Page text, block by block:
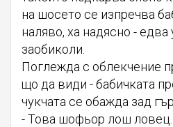
на шосето се изпречва
наляво, ха надясно - едва
заобиколи.
Поглежда с облекчение
що да види - бабичката
чукчата се обажда зад
- Това шофьор лош